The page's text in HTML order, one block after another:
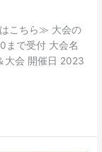
こちら≫ 大会の
まで受付 大会名
大会 開催日 2023